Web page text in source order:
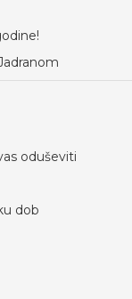
oduševiti
dob